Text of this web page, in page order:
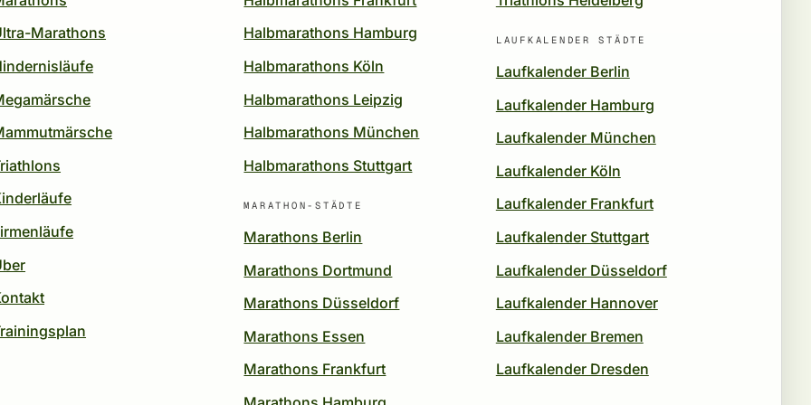
Marathons
Halbmarathons Hamburg
Halbmarathons Köln
Halbmarathons Leipzig
Halbmarathons München
Halbmarathons Stuttgart
MARATHON-STÄDTE
Marathons Berlin
Marathons Dortmund
Marathons Düsseldorf
Marathons Essen
Marathons Frankfurt
LAUFKALENDER STÄDTE
Laufkalender Berlin
Laufkalender Hamburg
Laufkalender München
Laufkalender Köln
Laufkalender Frankfurt
Laufkalender Stuttgart
Laufkalender Düsseldorf
Laufkalender Hannover
Laufkalender Bremen
Laufkalender Dresden